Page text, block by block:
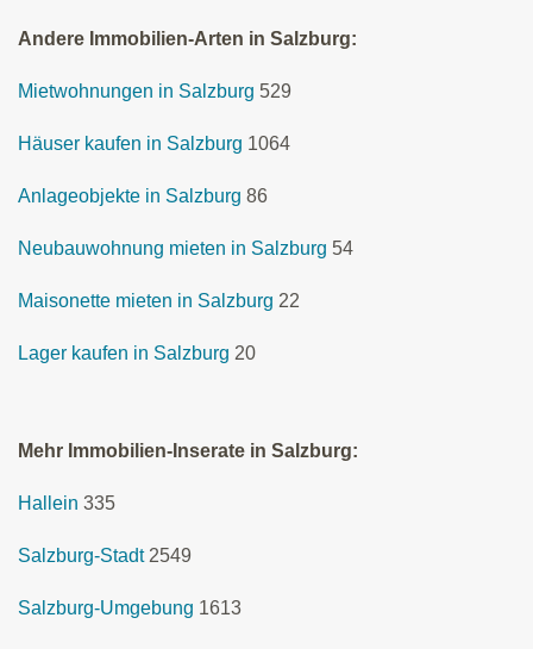
Andere Immobilien-Arten in Salzburg:
Mietwohnungen in Salzburg 529
Häuser kaufen in Salzburg 1064
Anlageobjekte in Salzburg 86
Neubauwohnung mieten in Salzburg 54
Maisonette mieten in Salzburg 22
Lager kaufen in Salzburg 20
Mehr Immobilien-Inserate in Salzburg:
Hallein 335
Salzburg-Stadt 2549
Salzburg-Umgebung 1613